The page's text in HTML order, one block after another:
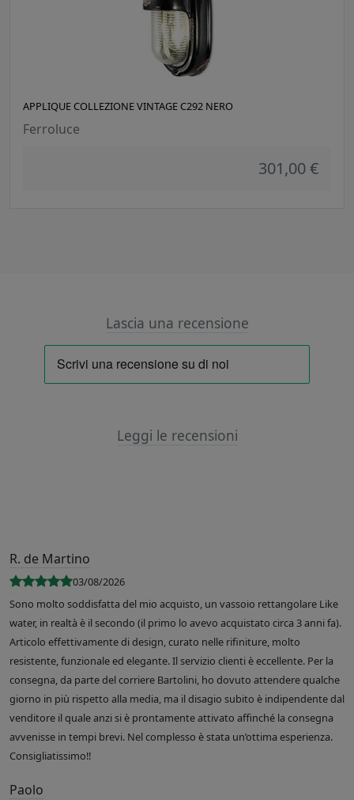
APPLIQUE COLLEZIONE VINTAGE C292 NERO
Ferroluce
301,00 €
Lascia una recensione
Leggi le recensioni
R. de Martino
03/08/2026
Sono molto soddisfatta del mio acquisto, un vassoio rettangolare Like
water, in realtà è il secondo (il primo lo avevo acquistato circa 3 anni fa).
Articolo effettivamente di design, curato nelle rifiniture, molto
resistente, funzionale ed elegante. Il servizio clienti è eccellente. Per la
consegna, da parte del corriere Bartolini, ho dovuto attendere qualche
giorno in più rispetto alla media, ma il disagio subito è indipendente dal
venditore il quale anzi si è prontamente attivato affinché la consegna
avvenisse in tempi brevi. Nel complesso è stata un’ottima esperienza.
Consigliatissimo!!
Paolo